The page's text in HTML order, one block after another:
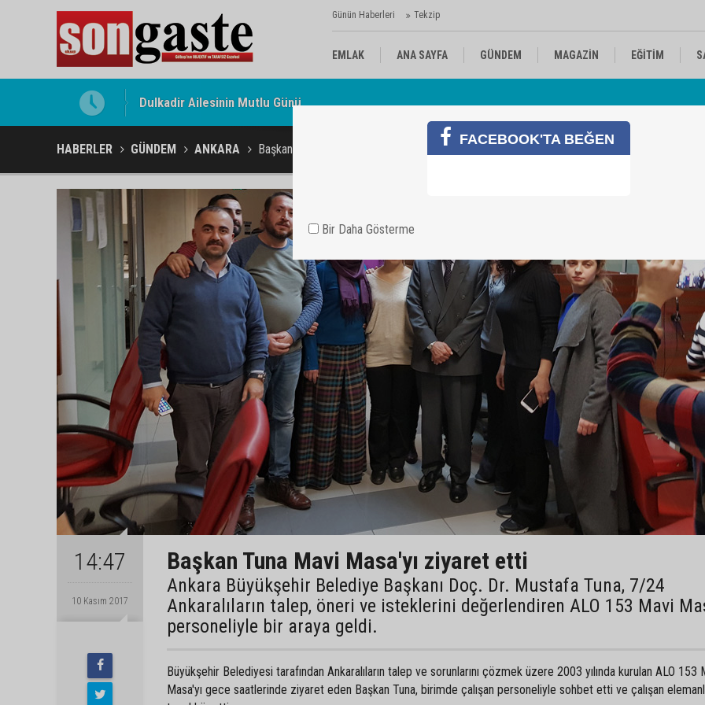
Günün Haberleri Tekzip
EMLAK ANA SAYFA GÜNDEM MAGAZİN EĞİTİM
Gölbaşı Esnafının Sesi Ankara Kalkınma Ajansı'nda
HABERLER GÜNDEM ANKARA Başkan Tuna Mavi Masa'yı ziyaret etti
14:47
10 Kasım 2017
Başkan Tuna Mavi Masa'yı ziyaret etti
Ankara Büyükşehir Belediye Başkanı Doç. Dr. Mustafa Tuna, 7/24
Ankaralıların talep, öneri ve isteklerini değerlendiren ALO 153 Mavi
personeliyle bir araya geldi.
Büyükşehir Belediyesi tarafından Ankaralıların talep ve sorunlarını çözmek üzere 2003 yılında kurulan ALO 153
Masa'yı gece saatlerinde ziyaret eden Başkan Tuna, birimde çalışan personeliyle sohbet etti ve çalışan
FACEBOOK'TA BEĞEN
Bir Daha Gösterme